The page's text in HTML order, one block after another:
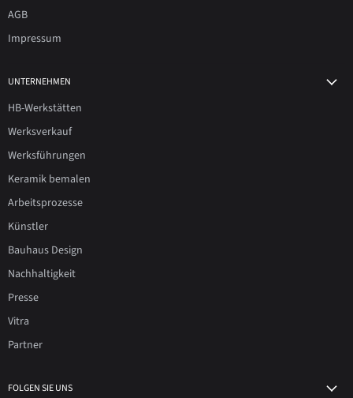
AGB
Impressum
UNTERNEHMEN
HB-Werkstätten
Werksverkauf
Werksführungen
Keramik bemalen
Arbeitsprozesse
Künstler
Bauhaus Design
Nachhaltigkeit
Presse
Vitra
Partner
FOLGEN SIE UNS